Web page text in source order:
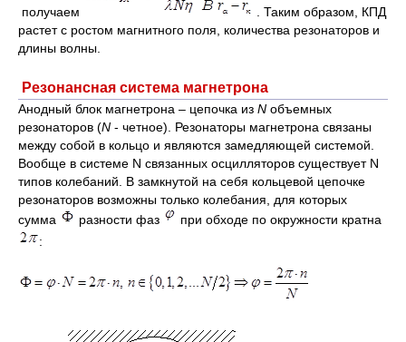
получаем
. Таким образом, КПД
растет с ростом магнитного поля, количества резонаторов и
длины волны.
Резонансная система магнетрона
Анодный блок магнетрона – цепочка из N объемных
резонаторов (N - четное). Резонаторы магнетрона связаны
между собой в кольцо и являются замедляющей системой.
Вообще в системе N связанных осцилляторов существует N
типов колебаний. В замкнутой на себя кольцевой цепочке
резонаторов возможны только колебания, для которых
сумма
разности фаз
при обходе по окружности кратна
: